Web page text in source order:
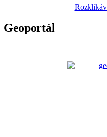
Geoportál